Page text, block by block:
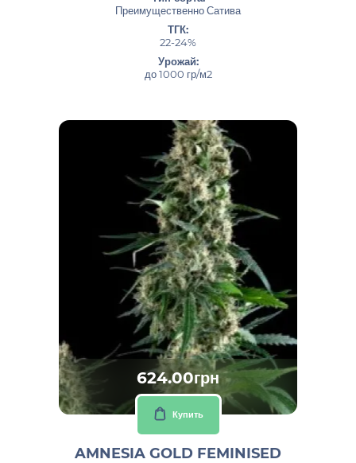
Преимущественно Сатива
ТГК:
22-24%
Урожай:
до 1000 гр/м2
624.00грн
Купить
AMNESIA GOLD FEMINISED